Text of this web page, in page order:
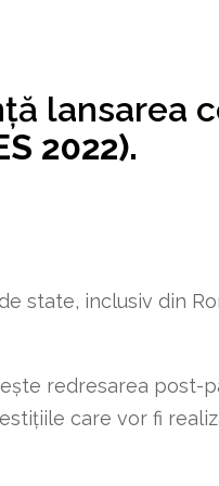
lansarea
2022).
state, inclusiv din
redresarea post-
care vor fi